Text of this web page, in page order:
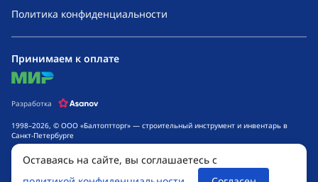
Политика конфиденциальности
1998–2026, © ООО «Балтоптторг» — строительный инструмент и инвентарь в
Санкт-Петербурге
Обращаем ваше внимание на то, что данный интернет-сайт носит исключительно
информационный характер и ни при каких условиях не является публичной
офертой, определяемой положениями ч. 2 ст. 437 Гражданского кодекса
Российской Федерации. Для получения подробной информации о стоимости
Принимаем к оплате
mir
Разработка
Оставаясь на сайте, вы соглашаетесь с